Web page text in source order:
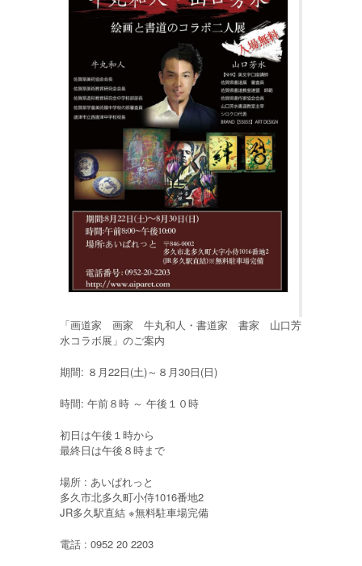
「画道家 画家 牛丸和人・書道家 書家 山口芳
水コラボ展」のご案内
期間: ８月22日(土)～８月30日(日)
時間: 午前８時 ～ 午後１０時
初日は午後１時から
最終日は午後８時まで
場所 : あいぱれっと
多久市北多久町小侍1016番地2
JR多久駅直結 ※無料駐車場完備
電話 : 0952 20 2203